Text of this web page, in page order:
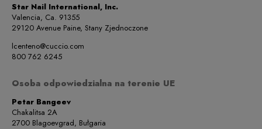
Star Nail International, Inc.
Valencia, Ca. 91355
29120 Avenue Paine, Stany Zjednoczone
lcenteno@cuccio.com
800 762 6245
Osoba odpowiedzialna na terenie UE
Petar Bangeev
Chakalitsa 2A
2700 Blagoevgrad, Bułgaria